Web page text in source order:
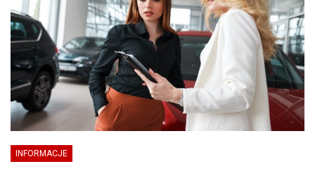
INFORMACJE